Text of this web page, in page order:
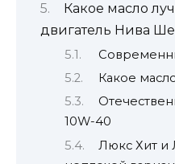
Какое масло
двигатель Нива
Какое
10W-40
Люкс Хит и